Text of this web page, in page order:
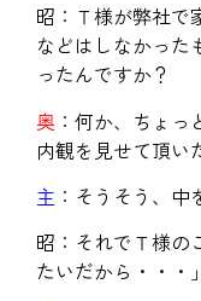
昭：Ｔ様が弊社で
などはしなかった
ったんですか？
奥 ：何か、ちょ
内観を見せて頂い
主 ：そうそう、中
昭：それでＴ様の
たいだから・・・